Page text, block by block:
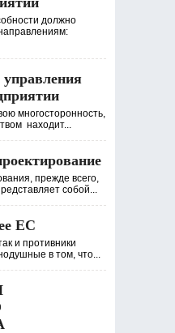
должно
многосторонность,
находит...
прежде всего,
собой...
ЕС
и противники
в том, что...